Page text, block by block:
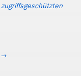
zugriffsgeschützten
→